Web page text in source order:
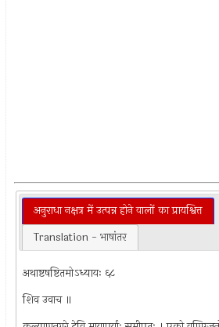
अनुराधा नक्षत्र में उत्पन्न होने वालों का प्रायश्वित्त
Translation - भाषांतर
अथाष्टषष्टितमोऽध्यायः ६८
शिव उवाच ॥